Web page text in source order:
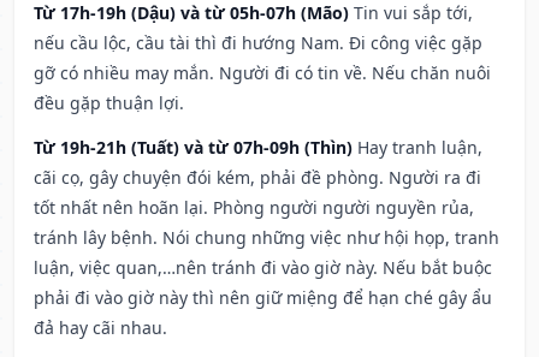
Từ 17h-19h (Dậu) và từ 05h-07h (Mão) Tin vui sắp tới,
nếu cầu lộc, cầu tài thì đi hướng Nam. Đi công việc gặp
gỡ có nhiều may mắn. Người đi có tin về. Nếu chăn nuôi
đều gặp thuận lợi.
Từ 19h-21h (Tuất) và từ 07h-09h (Thìn) Hay tranh luận,
cãi cọ, gây chuyện đói kém, phải đề phòng. Người ra đi
tốt nhất nên hoãn lại. Phòng người người nguyền rủa,
tránh lây bệnh. Nói chung những việc như hội họp, tranh
luận, việc quan,…nên tránh đi vào giờ này. Nếu bắt buộc
phải đi vào giờ này thì nên giữ miệng để hạn ché gây ẩu
đả hay cãi nhau.